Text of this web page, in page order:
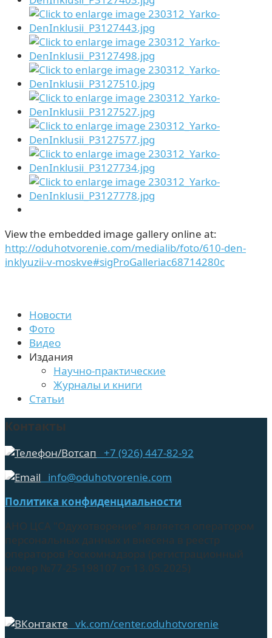
View the embedded image gallery online at:
http://oduhotvorenie.com/medialib/foto/610-den-
inklyuzii-v-moskve#sigProGalleriac68714280c
Новости
Фото
Видео
Издания
Научно-практические
Журналы и книги
Статьи
Контакты
+7 (926) 447-82-92
info@oduhotvorenie.com
Политика конфиденциальности
АНО ЦСА "Одухотворение" является оператором
персональных данных и внесена в реестр
операторов Роскомнадзора (регистрационный
номер №77-25-198107 от 13.05.2025)
vk.com/center.oduhotvorenie